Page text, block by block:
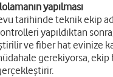
yapılması
tarihinde teknik ekip
yapıldıktan
ve fiber hat evinize
gerekiyorsa, ekip